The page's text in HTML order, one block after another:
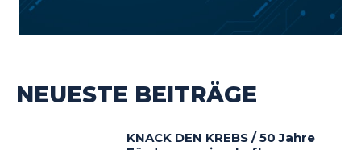
NEUESTE BEITRÄGE
KNACK DEN KREBS / 50 Jahre